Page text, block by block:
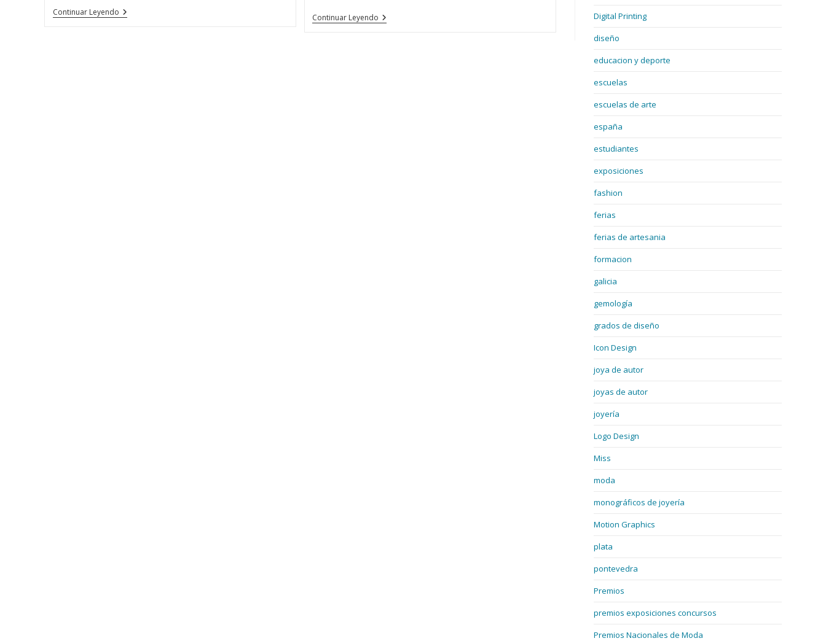
Continuar LeyendoLa
Escuela
Continuar Leyendo 15
Promociones
Digital Printing
diseño
educacion y deporte
escuelas
escuelas de arte
españa
estudiantes
exposiciones
fashion
ferias
ferias de artesania
formacion
galicia
gemología
grados de diseño
Icon Design
joya de autor
joyas de autor
joyería
Logo Design
Miss
moda
monográficos de joyería
Motion Graphics
plata
pontevedra
Premios
premios exposiciones concursos
Premios Nacionales de Moda